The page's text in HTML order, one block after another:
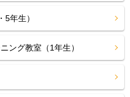
年生）
ング教室（1年生）